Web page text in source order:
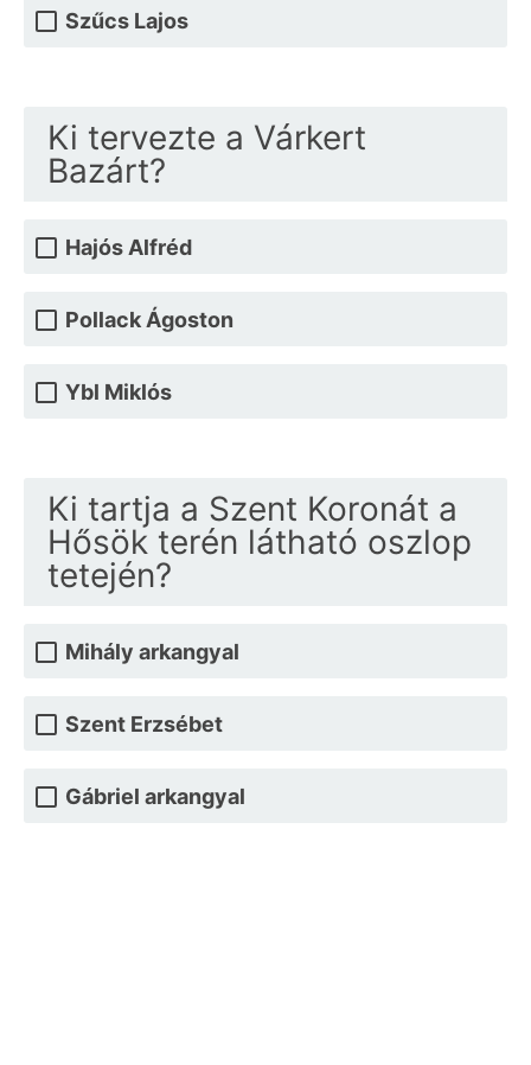
Szűcs Lajos
Ki tervezte a Várkert
Bazárt?
Hajós Alfréd
Pollack Ágoston
Ybl Miklós
Ki tartja a Szent Koronát a
Hősök terén látható oszlop
tetején?
Mihály arkangyal
Szent Erzsébet
Gábriel arkangyal